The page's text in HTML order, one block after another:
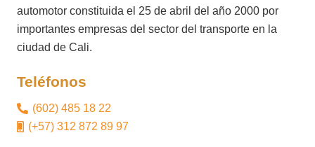
automotor constituida el 25 de abril del año 2000 por
importantes empresas del sector del transporte en la
ciudad de Cali.
Teléfonos
(602) 485 18 22
(+57) 312 872 89 97